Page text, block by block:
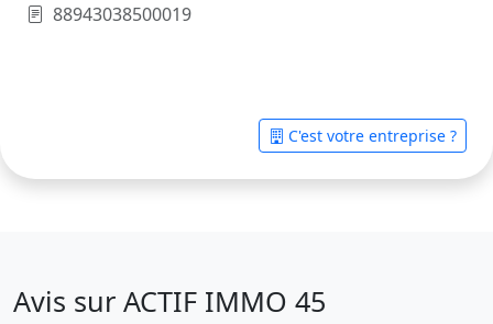
88943038500019
C'est votre entreprise ?
Avis sur ACTIF IMMO 45